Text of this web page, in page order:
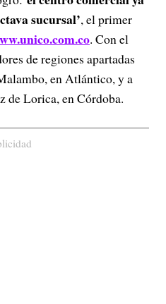
sucursal’, el primer
. Con el
de regiones apartadas
en Atlántico, y a
de Lorica, en Córdoba.